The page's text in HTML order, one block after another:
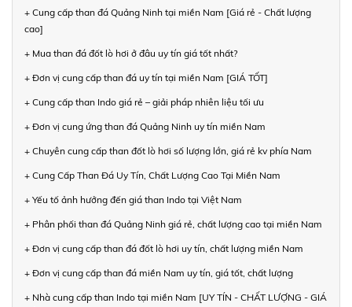
+ Cung cấp than đá Quảng Ninh tại miền Nam [Giá rẻ - Chất lượng
cao]
+ Mua than đá đốt lò hơi ở đâu uy tín giá tốt nhất?
+ Đơn vị cung cấp than đá uy tín tại miền Nam [GIÁ TỐT]
+ Cung cấp than Indo giá rẻ – giải pháp nhiên liệu tối ưu
+ Đơn vị cung ứng than đá Quảng Ninh uy tín miền Nam
+ Chuyên cung cấp than đốt lò hơi số lượng lớn, giá rẻ kv phía Nam
+ Cung Cấp Than Đá Uy Tín, Chất Lượng Cao Tại Miền Nam
+ Yếu tố ảnh hưởng đến giá than Indo tại Việt Nam
+ Phân phối than đá Quảng Ninh giá rẻ, chất lượng cao tại miền Nam
+ Đơn vị cung cấp than đá đốt lò hơi uy tín, chất lượng miền Nam
+ Đơn vị cung cấp than đá miền Nam uy tín, giá tốt, chất lượng
+ Nhà cung cấp than Indo tại miền Nam [UY TÍN - CHẤT LƯỢNG - GIÁ